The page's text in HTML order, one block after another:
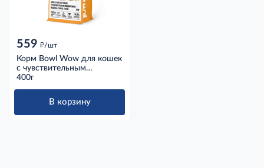
559 д/шт
Корм Bowl Wow для кошек
с чувствительным
пищеварением с индейкой,
400г
В корзину